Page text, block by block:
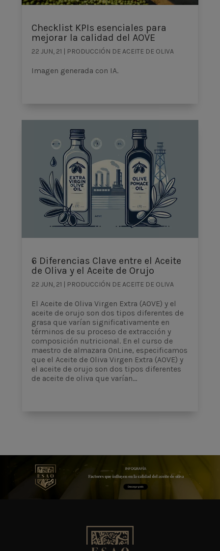
Checklist KPIs esenciales para
mejorar la calidad del AOVE
22 JUN, 21 | PRODUCCIÓN DE ACEITE DE OLIVA
Imagen generada con IA.
6 Diferencias Clave entre el Aceite
de Oliva y el Aceite de Orujo
22 JUN, 21 | PRODUCCIÓN DE ACEITE DE OLIVA
El Aceite de Oliva Virgen Extra (AOVE) y el
aceite de orujo son dos tipos diferentes de
grasa que varían significativamente en
términos de su proceso de extracción y
composición nutricional. En el curso de
maestro de almazara OnLine, especificamos
que el Aceite de Oliva Virgen Extra (AOVE) y
el aceite de orujo son dos tipos diferentes
de aceite de oliva que varían...